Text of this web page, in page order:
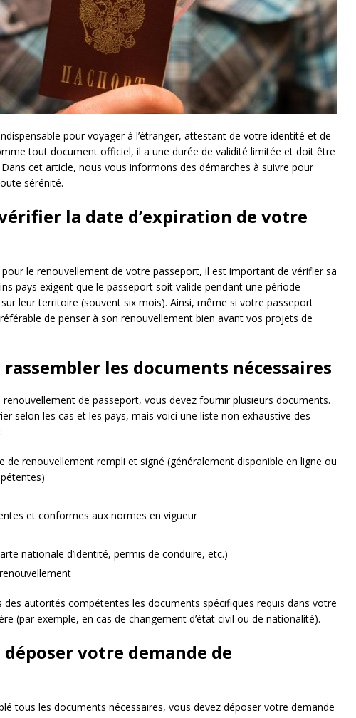
pour voyager à l’étranger, attestant de votre identité et de
tout document officiel, il a une durée de validité limitée et doit être
cet article, nous vous informons des démarches à suivre pour
sérénité.
la date d’expiration de votre
pour le renouvellement de votre passeport, il est important de vérifier sa
pays exigent que le passeport soit valide pendant une période
leur territoire (souvent six mois). Ainsi, même si votre passeport
de penser à son renouvellement bien avant vos projets de
les documents nécessaires
de passeport, vous devez fournir plusieurs documents.
selon les cas et les pays, mais voici une liste non exhaustive des
de renouvellement rempli et signé (généralement disponible en ligne ou
et conformes aux normes en vigueur
nationale d’identité, permis de conduire, etc.)
des autorités compétentes les documents spécifiques requis dans votre
(par exemple, en cas de changement d’état civil ou de nationalité).
votre demande de
tous les documents nécessaires, vous devez déposer votre demande